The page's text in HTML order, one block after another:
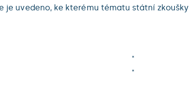
uvedeno, ke kterému tématu státní
*
*